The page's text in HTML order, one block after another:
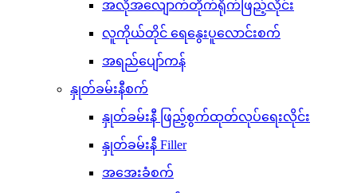
အလိုအလျောက်တိုက်ရိုက်ဖြည့်လိုင်း
လူကိုယ်တိုင် ရေနွေးပူလောင်းစက်
အရည်ပျော်ကန်
နှုတ်ခမ်းနီစက်
နှုတ်ခမ်းနီ ဖြည့်စွက်ထုတ်လုပ်ရေးလိုင်း
နှုတ်ခမ်းနီ Filler
အအေးခံစက်